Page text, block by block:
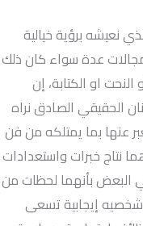
نعيشه برؤية خيالية
عدة سواء كان ذلك
النحت او الكتابة، إن
الحقيقي الصادق نراه
عنها بما يمتلكه من فن
نتاج خبرات واستعدادات
البعض بأنهما لحظات من
شخصيه إيجابية تسعى